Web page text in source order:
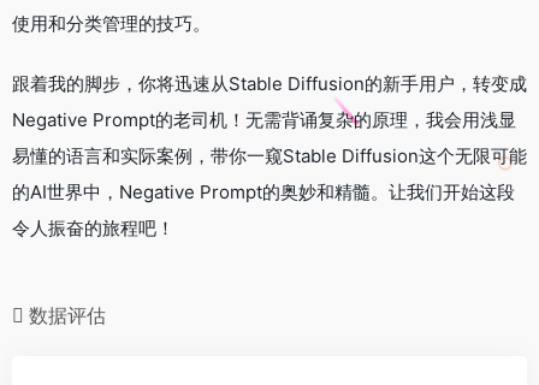
使用和分类管理的技巧。
跟着我的脚步，你将迅速从Stable Diffusion的新手用户，转变成
Negative Prompt的老司机！无需背诵复杂的原理，我会用浅显
易懂的语言和实际案例，带你一窥Stable Diffusion这个无限可能
的AI世界中，Negative Prompt的奥妙和精髓。让我们开始这段
令人振奋的旅程吧！
数据评估